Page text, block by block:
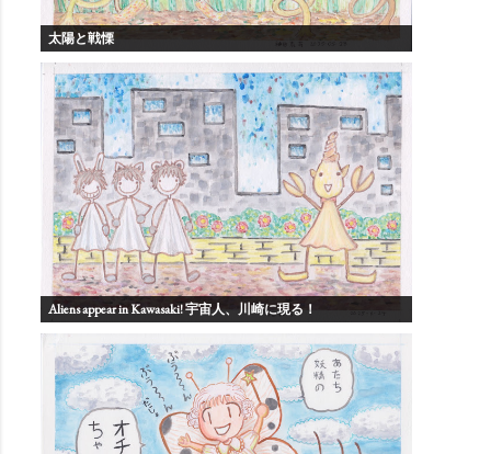
太陽と戦慄
Aliens appear in Kawasaki! 宇宙人、川崎に現る！